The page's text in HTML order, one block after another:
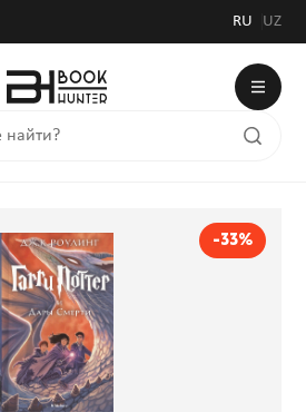
RU UZ
-33%